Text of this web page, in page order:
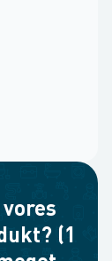
(1